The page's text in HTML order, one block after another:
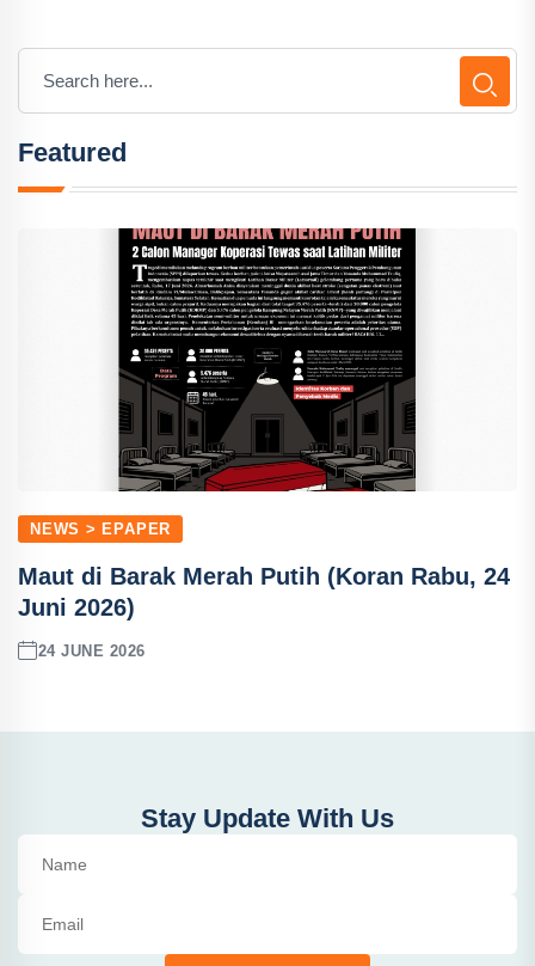
Featured
NEWS > EPAPER
Maut di Barak Merah Putih (Koran Rabu, 24
Juni 2026)
24 JUNE 2026
Stay Update With Us